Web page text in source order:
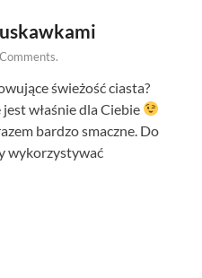
świeżość ciasta?
właśnie dla Ciebie
bardzo smaczne. Do
wykorzystywać